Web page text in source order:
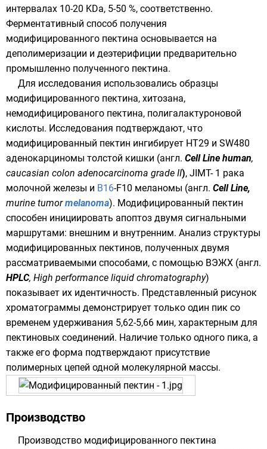
интервалах 10-20 KDa, 5-50 %, соответственно.
Ферментативный способ получения
модифицированного пектина основывается на
деполимеризации и деэтерифиции предварительно
промышленно полученного пектина.
Для исследования использовались образцы
модифицированного пектина, хитозана,
немодифицированого пектина, полигалактуроновой
кислоты. Исследования подтверждают, что
модифицированный пектин ингибирует HT29 и SW480
аденокарциномы толстой кишки (англ. Cell Line human,
caucasian colon adenocarcinoma grade II), JIMT- 1 рака
молочной железы и B16-F10 меланомы (англ. Cell Line,
murine tumormelanoma). Модифицированный пектин
способен инициировать апоптоз двумя сигнальными
маршрутами: внешним и внутренним. Анализ структуры
модифицированных пектинов, полученных двумя
рассматриваемыми способами, с помощью ВЭЖХ (англ.
HPLC, High performance liquid chromatography)
показывает их идентичность. Представленный рисунок
хроматограммы демонстрирует только один пик со
временем удерживания 5,62-5,66 мин, характерным для
пектиновых соединений. Наличие только одного пика, а
также его форма подтверждают присутствие
полимерных цепей одной молекулярной массы.
Производство
Производство модифицированного пектина